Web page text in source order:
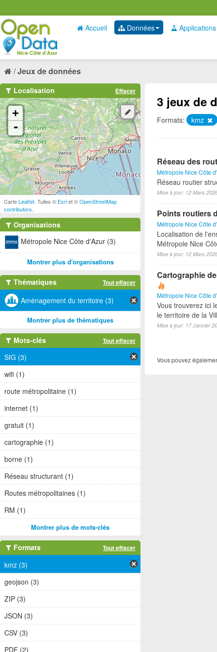
Accueil Données Applications
Jeux de données
3 jeux de
Formats: kmz
Réseau des
Métropole Nice Côte
Réseau routier
Mise à jour: 12 Mars
Points routiers
Métropole Nice Côte
Localisation de
Métropole Nice
Mise à jour: 12 Mars
Cartographie
Métropole Nice Côte
Vous trouverez ici
le territoire de la
Mise à jour: 17 Janvier
Vous pouvez
Localisation Effacer
+
-
CarteLeaflet . Tuiles © Esriet ©OpenStreetMap
contributors
Organisations
Métropole Nice Côte d'Azur (3)
Montrer plus d'organisations
Thématiques Tout effacer
Aménagement du territoire (3)
Montrer plus de thématiques
Mots-clés Tout effacer
SIG (3)
wifi (1)
route métropolitaine (1)
internet (1)
gratuit (1)
cartographie (1)
borne (1)
Réseau structurant (1)
Routes métropolitaines (1)
RM (1)
Montrer plus de mots-clés
Formats Tout effacer
kmz (3)
geojson (3)
ZIP (3)
JSON (3)
CSV (3)
PDF (2)